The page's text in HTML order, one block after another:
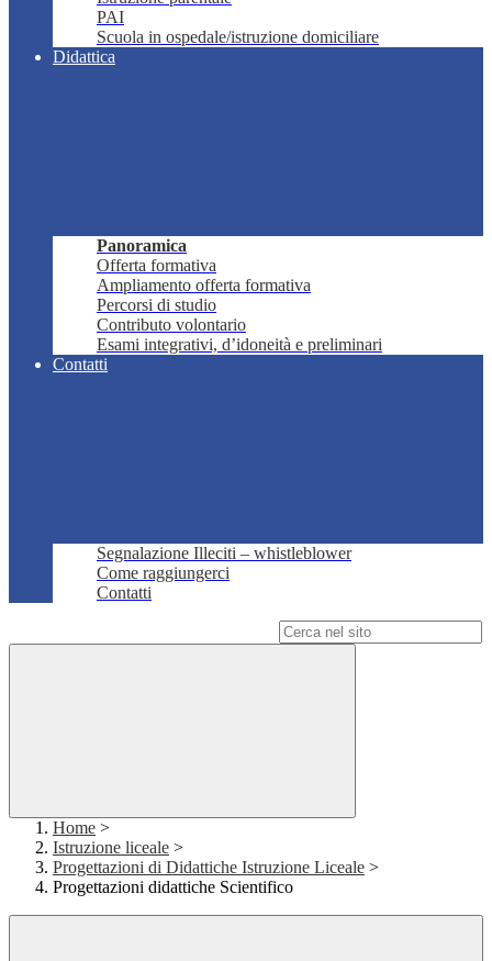
PAI
Scuola in ospedale/istruzione domiciliare
Didattica
Panoramica
Offerta formativa
Ampliamento offerta formativa
Percorsi di studio
Contributo volontario
Esami integrativi, d’idoneità e preliminari
Contatti
Segnalazione Illeciti – whistleblower
Come raggiungerci
Contatti
Home >
Istruzione liceale >
Progettazioni di Didattiche Istruzione Liceale >
Progettazioni didattiche Scientifico